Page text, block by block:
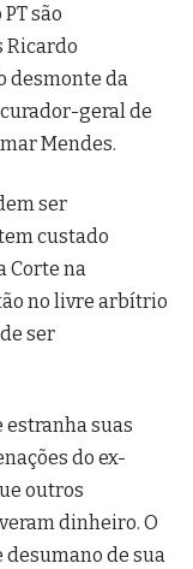
são
Ricardo
desmonte da
geral de
Mendes.
ser
custado
Corte na
no livre arbítrio
ser
estranha suas
do ex-
outros
dinheiro. O
de sua